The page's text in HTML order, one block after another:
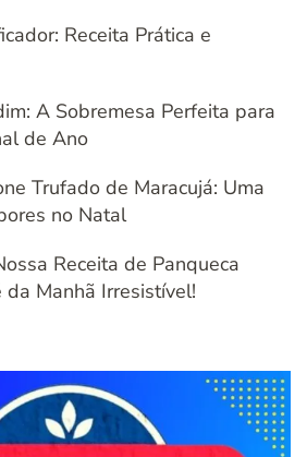
Receita Prática e
A Sobremesa Perfeita para
de Ano
Trufado de Maracujá: Uma
no Natal
Receita de Panqueca
da Manhã Irresistível!